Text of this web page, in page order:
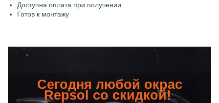
Доступна оплата при получении
Готов к монтажу
Сегодня любой окрас
Repsol со скидкой!